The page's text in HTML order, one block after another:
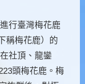
行臺灣梅花鹿
稱梅花鹿）的
社頂、龍鑾
頭梅花鹿。梅